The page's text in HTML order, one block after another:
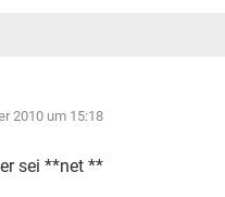
2010 um 15:18
sei **net **